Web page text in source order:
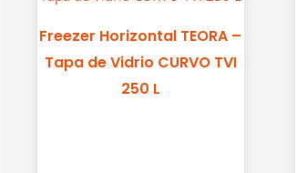
Freezer Horizontal TEORA –
Tapa de Vidrio CURVO TVI
250 L